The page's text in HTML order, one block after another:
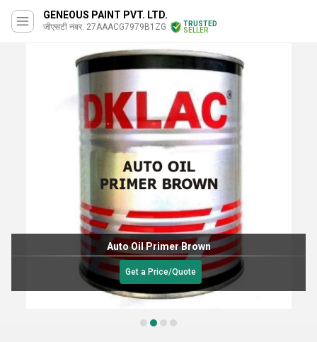
GENEOUS PAINT PVT. LTD.
जीएसटी नंबर. 27AAACG7979B1ZG
TRUSTED
SELLER
Auto Oil Primer Brown
Get a Price/Quote